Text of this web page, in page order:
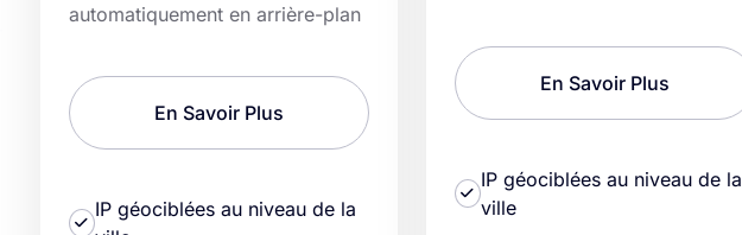
automatiquement en arrière-plan
En Savoir Plus
IP géociblées au niveau de la
En Savoir Plus
IP géociblées au niveau de la
ville